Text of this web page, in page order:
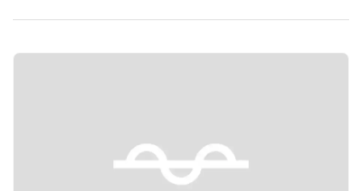
Previous slide